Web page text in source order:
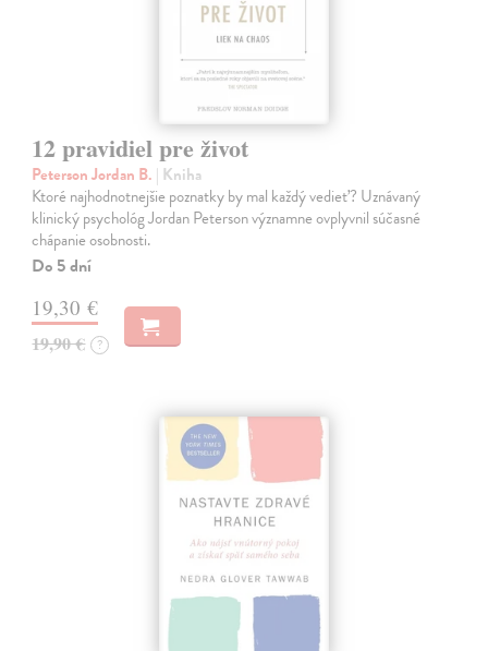
12 pravidiel pre život
Peterson Jordan B. | Kniha
Ktoré najhodnotnejšie poznatky by mal každý vedieť? Uznávaný
klinický psychológ Jordan Peterson významne ovplyvnil súčasné
chápanie osobnosti.
Do 5 dní
19,30 €
19,90 € ?